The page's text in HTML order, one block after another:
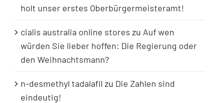
holt unser erstes Oberbürgermeisteramt!
cialis australia online stores zu Auf wen
würden Sie lieber hoffen: Die Regierung oder
den Weihnachtsmann?
n-desmethyl tadalafil zu Die Zahlen sind
eindeutig!